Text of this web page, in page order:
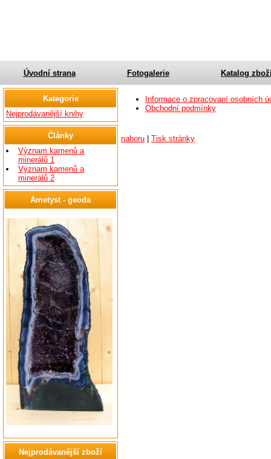
Úvodní strana Fotogalerie Katalog
Informace o zpracovaní osobních
Obchodní podmínky
nahoru Tisk stránky
Kategorie
Nejprodávanější knihy
Články
Význam kamenů a
minerálů 1
Význam kamenů a
minerálů 2
Ametyst - geoda
Nejprodávanější zboží